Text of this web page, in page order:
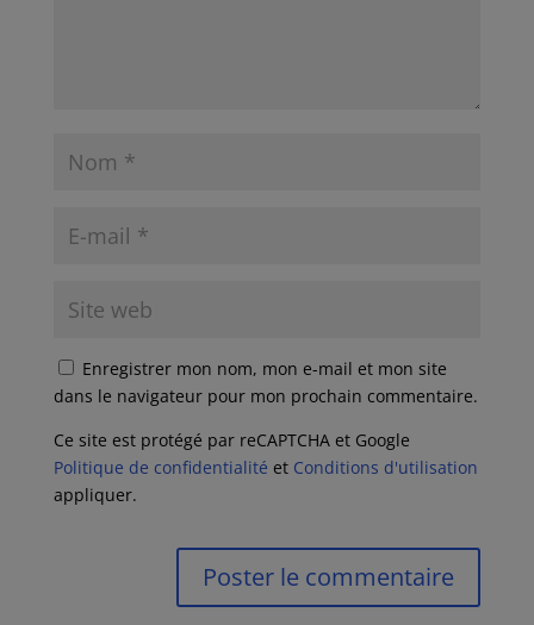
Enregistrer mon nom, mon e-mail et mon site
dans le navigateur pour mon prochain commentaire.
Ce site est protégé par reCAPTCHA et Google
Politique de confidentialité et Conditions d'utilisation
appliquer.